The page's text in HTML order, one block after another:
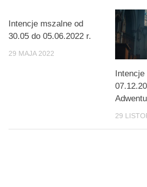
Intencje mszalne od
30.05 do 05.06.2022 r.
29 MAJA 2022
29